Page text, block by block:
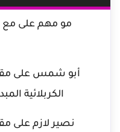
مو مهم على مع
أبو شمس على
الكربلائية
نصير لازم على